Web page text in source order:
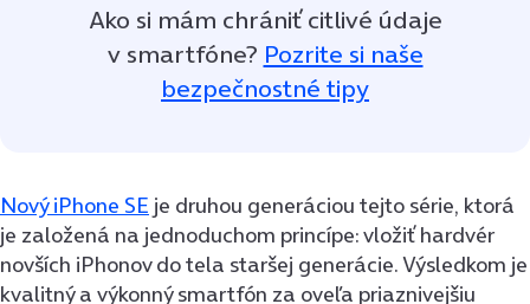
Ako si mám chrániť citlivé údaje
v smartfóne? Pozrite si naše
bezpečnostné tipy
Nový iPhone SE je druhou generáciou tejto série, ktorá
je založená na jednoduchom princípe: vložiť hardvér
novších iPhonov do tela staršej generácie. Výsledkom je
kvalitný a výkonný smartfón za oveľa priaznivejšiu